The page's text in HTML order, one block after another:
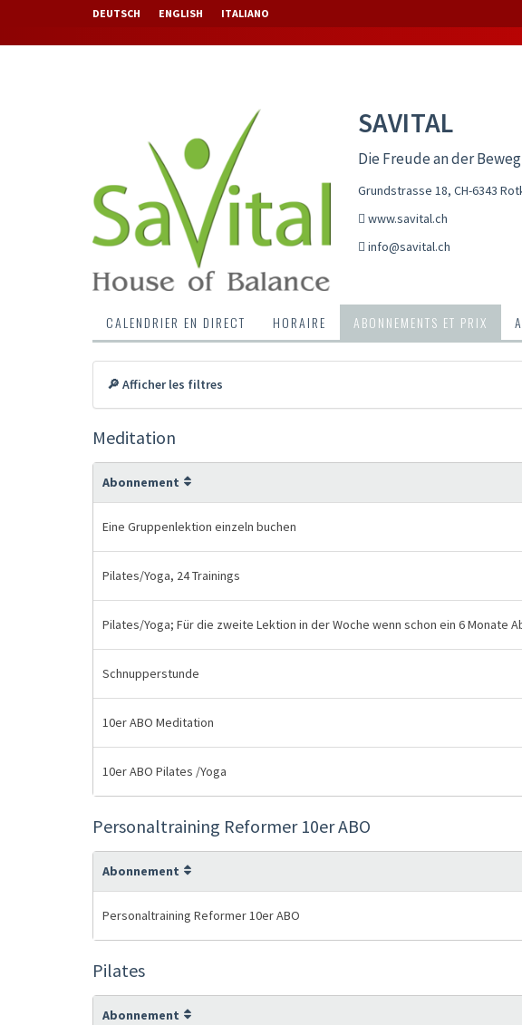
DEUTSCH ENGLISH ITALIANO
SAVITAL
Die Freude an der
Grundstrasse 18, CH-6343
www.savital.ch
info@savital.ch
CALENDRIER EN DIRECT HORAIRE ABONNEMENTS ET PRIX
🔎 Afficher les filtres
Meditation
Abonnement
Eine Gruppenlektion einzeln buchen
Pilates/Yoga, 24 Trainings
Pilates/Yoga; Für die zweite Lektion in der Woche wenn schon ein 6 Monate
Schnupperstunde
10er ABO Meditation
10er ABO Pilates /Yoga
Personaltraining Reformer 10er ABO
Abonnement
Personaltraining Reformer 10er ABO
Pilates
Abonnement